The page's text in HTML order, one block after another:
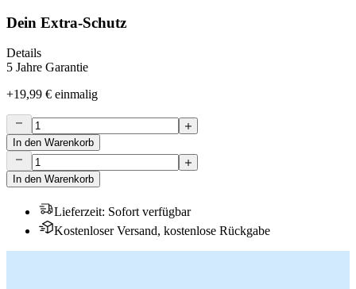
Dein Extra-Schutz
Details
5 Jahre Garantie
+19,99 € einmalig
In den Warenkorb
In den Warenkorb
Lieferzeit: Sofort verfügbar
Kostenloser Versand, kostenlose Rückgabe